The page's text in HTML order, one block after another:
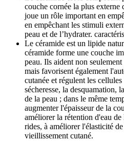
couche cornée la plus
joue un rôle important en
en empêchant les stimuli
peau et de l’hydrater.
Le céramide est un lipide
céramide forme une couche
peau. Ils aident non
mais favorisent également
cutanée et régulent les
sécheresse, la desquamation,
de la peau ; dans le même
augmenter l'épaisseur de la
améliorer la rétention d'eau
rides, à améliorer l'élasticité
vieillissement cutané.